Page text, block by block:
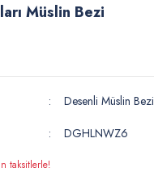
Müslin Bezi
Desenli Müslin Bezi
DGHLNWZ6
taksitlerle!